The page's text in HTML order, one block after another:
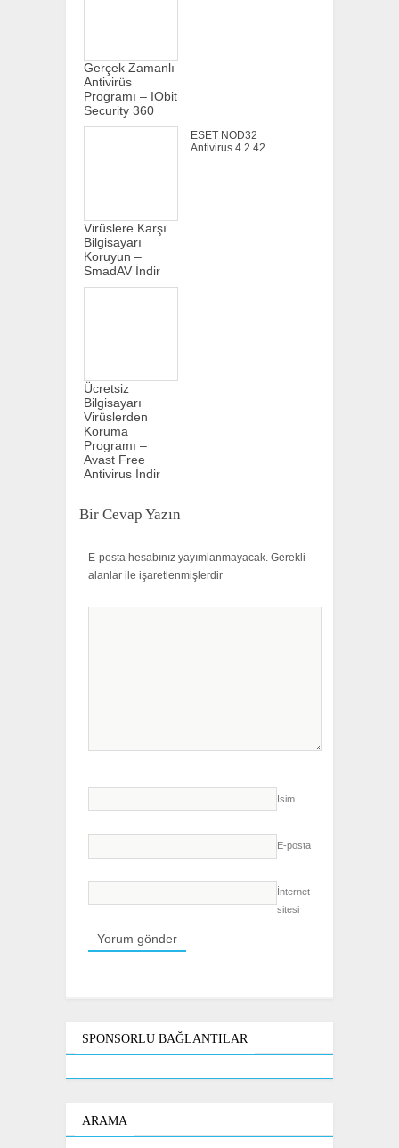
Gerçek Zamanlı
Antivirüs
Programı – IObit
Security 360
Virüslere Karşı
Bilgisayarı
Koruyun –
SmadAV İndir
ESET NOD32
Antivirus 4.2.42
Ücretsiz
Bilgisayarı
Virüslerden
Koruma
Programı –
Avast Free
Antivirus İndir
Bir Cevap Yazın
E-posta hesabınız yayımlanmayacak. Gerekli
alanlar ile işaretlenmişlerdir
İsim
E-posta
İnternet
sitesi
SPONSORLU BAĞLANTILAR
ARAMA